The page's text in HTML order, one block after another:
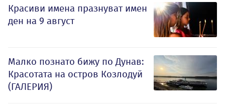
Красиви имена празнуват имен
ден на 9 август
Малко познато бижу по Дунав:
Красотата на остров Козлодуй
(ГАЛЕРИЯ)